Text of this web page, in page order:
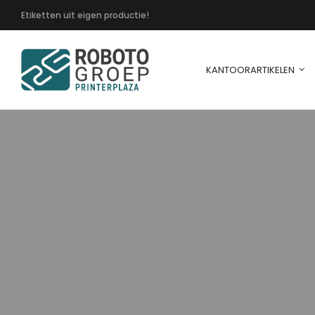
Etiketten uit eigen productie!
KANTOORARTIKELEN